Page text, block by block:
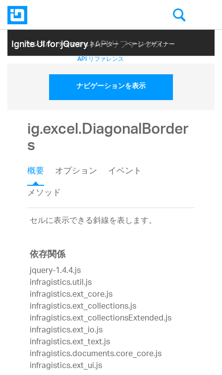
Ignite UI for jQuery| API リファレンス
サンプル テーマ ジェネレーター ページ デザイナー
ヘルプ トピック API リファレンス
ナビゲーションを表示
ig.excel.DiagonalBorder
s
概要 オプション
イベント
メソッド
セルに表示できる斜線を表します。
依存関係
jquery-1.4.4.js
infragistics.util.js
infragistics.ext_core.js
infragistics.ext_collections.js
infragistics.ext_collectionsExtended.js
infragistics.ext_io.js
infragistics.ext_text.js
infragistics.documents.core_core.js
infragistics.ext_ui.js